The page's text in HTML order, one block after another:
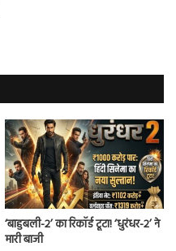
‘बाहुबली-2’ का रिकॉर्ड टूटा! ‘धुरंधर-2’ ने
मारी बाजी